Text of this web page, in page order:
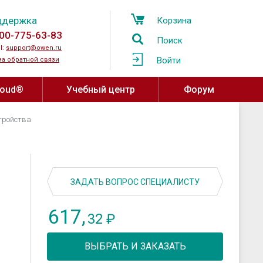
775-63-83
support@owen.ru
обратной связи
Корзина
Поиск
Войти
давления
Драйверы и библиотеки ОВЕН
Учебный центр
вузами
Форум
ЗАДАТЬ ВОПРОС СПЕЦИАЛИСТУ
617, 32 ₽
ВЫБРАТЬ И ЗАКАЗАТЬ